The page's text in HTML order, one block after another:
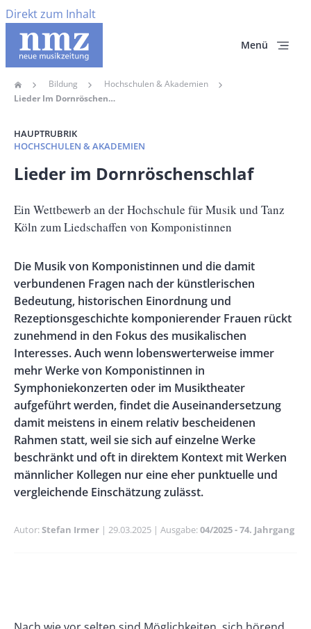
Direkt zum Inhalt
Menü
Pfadnavigation
Home Bildung
Hochschulen & Akademien
Lieder Im Dornröschenschlaf
HAUPTRUBRIK
HOCHSCHULEN & AKADEMIEN
Banner
Size
Lieder im Dornröschenschlaf
Untertitel
Ein Wettbewerb an der Hochschule für Musik und Tanz
Köln zum Liedschaffen von Komponistinnen
Vorspann
/
Teaser
Die Musik von Komponistinnen und die damit
verbundenen Fragen nach der künstlerischen
Bedeutung, historischen Einordnung und
Rezeptionsgeschichte komponierender Frauen rückt
zunehmend in den Fokus des musikalischen
Interesses. Auch wenn lobenswerterweise immer
mehr Werke von Komponistinnen in
Symphoniekonzerten oder im Musiktheater
aufgeführt werden, findet die Auseinandersetzung
damit meistens in einem relativ bescheidenen
Rahmen statt, weil sie sich auf einzelne Werke
beschränkt und oft in direktem Kontext mit Werken
männlicher Kollegen nur eine eher punktuelle und
vergleichende Einschätzung zulässt.
Autor Stefan Irmer Publikationsdatum
29.03.2025 Ausgabe 04/2025 - 74. Jahrgang